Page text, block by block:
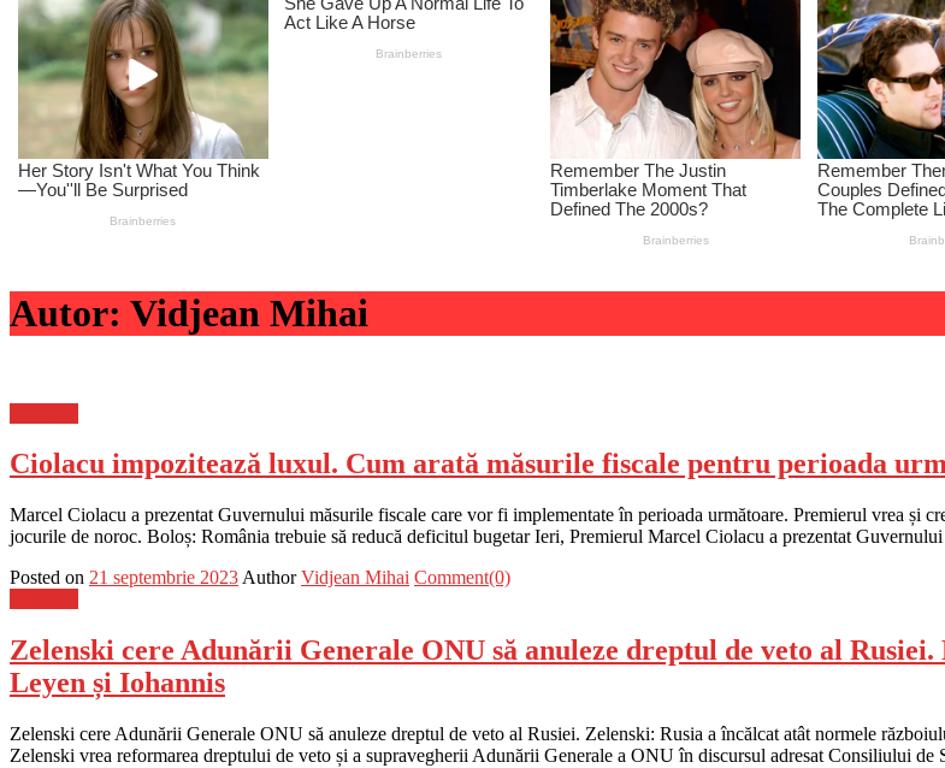
Autor: Vidjean Mihai
Ciolacu impozitează luxul. Cum arată măsurile fiscale pentru perioada
Marcel Ciolacu a prezentat Guvernului măsurile fiscale care vor fi implementate în perioada următoare. Premierul vrea și
jocurile de noroc. Boloș: România trebuie să reducă deficitul bugetar Ieri, Premierul Marcel Ciolacu a prezentat
Posted on 21 septembrie 2023 Author Vidjean Mihai Comment(0)
Zelenski cere Adunării Generale ONU să anuleze dreptul de veto al
Leyen și Iohannis
Zelenski cere Adunării Generale ONU să anuleze dreptul de veto al Rusiei. Zelenski: Rusia a încălcat atât normele
Zelenski vrea reformarea dreptului de veto și a supravegherii Adunării Generale a ONU în discursul adresat Consiliului